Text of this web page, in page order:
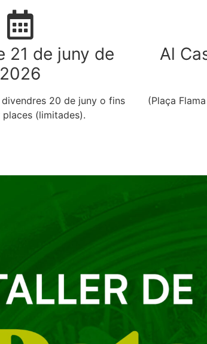
21 de juny de
2026
20 de juny o fins
places (limitades).
Al
(Plaça